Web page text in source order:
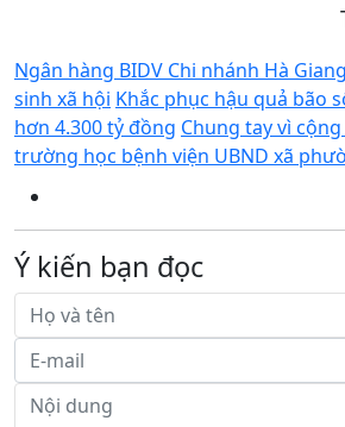
Ngân hàng BIDV Chi nhánh Hà Giang
sinh xã hội Khắc phục hậu quả bão
hơn 4.300 tỷ đồng Chung tay vì
trường học bệnh viện UBND xã
Ý kiến bạn đọc